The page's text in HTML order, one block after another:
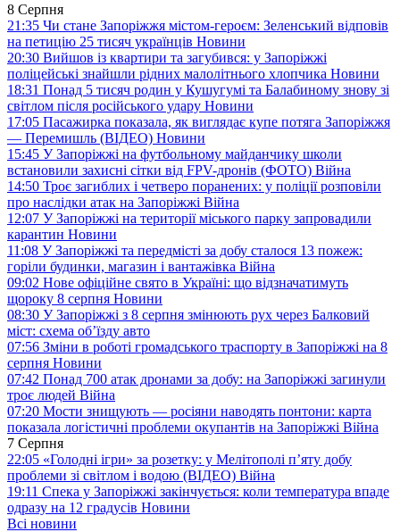
8 Серпня
21:35 Чи стане Запоріжжя містом-героєм: Зеленський відповів
на петицію 25 тисяч українців Новини
20:30 Вийшов із квартири та загубився: у Запоріжжі
поліцейські знайшли рідних малолітнього хлопчика Новини
18:31 Понад 5 тисяч родин у Кушугумі та Балабиному знову зі
світлом після російського удару Новини
17:05 Пасажирка показала, як виглядає купе потяга Запоріжжя
— Перемишль (ВІДЕО) Новини
15:45 У Запоріжжі на футбольному майданчику школи
встановили захисні сітки від FPV-дронів (ФОТО) Війна
14:50 Троє загиблих і четверо поранених: у поліції розповіли
про наслідки атак на Запоріжжі Війна
12:07 У Запоріжжі на території міського парку запровадили
карантин Новини
11:08 У Запоріжжі та передмісті за добу сталося 13 пожеж:
горіли будинки, магазин і вантажівка Війна
09:02 Нове офіційне свято в Україні: що відзначатимуть
щороку 8 серпня Новини
08:30 У Запоріжжі з 8 серпня змінюють рух через Балковий
міст: схема об’їзду авто
07:56 Зміни в роботі громадського траспорту в Запоріжжі на 8
серпня Новини
07:42 Понад 700 атак дронами за добу: на Запоріжжі загинули
троє людей Війна
07:20 Мости знищують — росіяни наводять понтони: карта
показала логістичні проблеми окупантів на Запоріжжі Війна
7 Серпня
22:05 «Голодні ігри» за розетку: у Мелітополі п’яту добу
проблеми зі світлом і водою (ВІДЕО) Війна
19:11 Спека у Запоріжжі закінчується: коли температура впаде
одразу на 12 градусів Новини
Всі новини